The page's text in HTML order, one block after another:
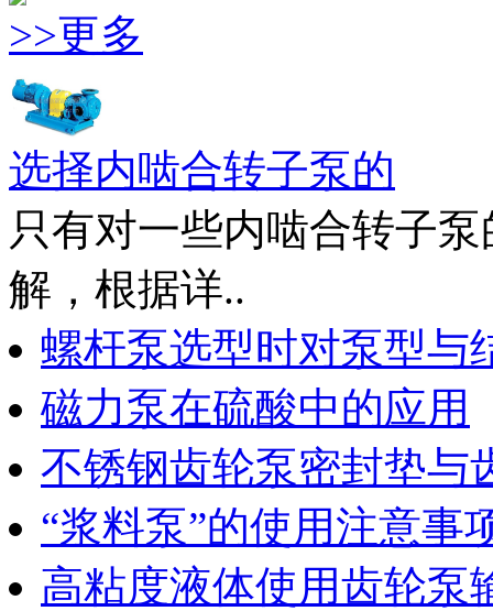
>>更多
选择内啮合转子泵的
只有对一些内啮合转子
解，根据详..
螺杆泵选型时对泵型与
磁力泵在硫酸中的应用
不锈钢齿轮泵密封垫与
“浆料泵”的使用注意事
高粘度液体使用齿轮泵